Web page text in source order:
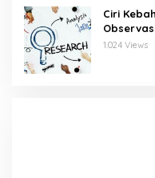
Ciri
1.024 Views